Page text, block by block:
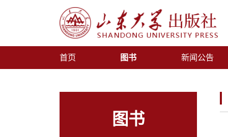
首页 图书 新闻公告
图书